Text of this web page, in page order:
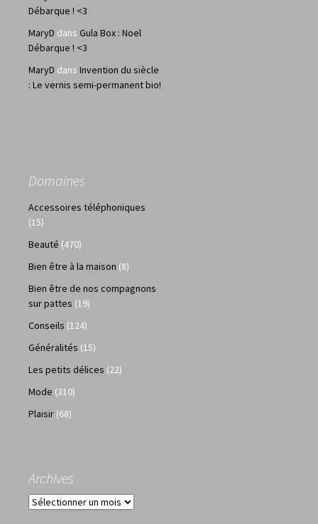
Débarque ! <3
MaryD dans Gula Box : Noel
Débarque ! <3
MaryD dans Invention du siècle
: Le vernis semi-permanent bio!
Domaines
Accessoires téléphoniques
(15)
Beauté (470)
Bien être à la maison (8)
Bien être de nos compagnons
sur pattes (19)
Conseils (124)
Généralités (15)
Les petits délices (22)
Mode (310)
Plaisir (68)
Archives
Archives